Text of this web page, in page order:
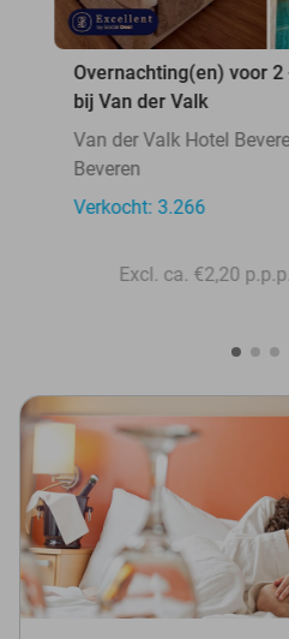
Overnachting(en) voor
bij Van der Valk
Van der Valk Hotel
Beveren
Verkocht: 3.266
Excl. ca. €2,20